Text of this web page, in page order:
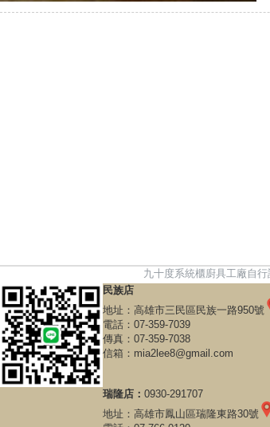
九十度系統櫃廚具工廠自行設計
民族店
地址： 高雄市三民區民族一路950號
電話： 07-359-7039
傳真：07-359-7038
信箱： mia2lee8@gmail.com
瑞隆店： 0930-291707
地址： 高雄市鳳山區瑞隆東路30號